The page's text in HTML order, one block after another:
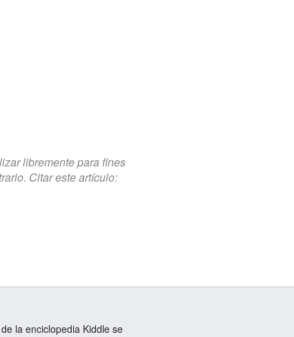
libremente para fines
Citar este artículo:
la enciclopedia Kiddle se